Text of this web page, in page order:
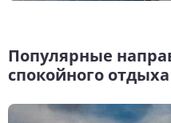
Популярные
спокойного